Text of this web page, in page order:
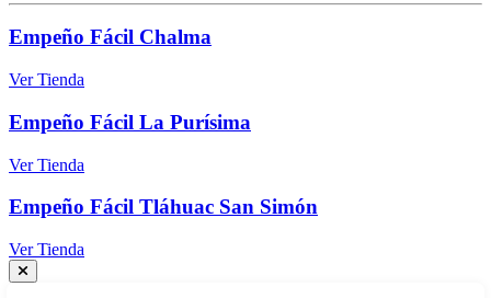
Empeño Fácil Chalma
Ver Tienda
Empeño Fácil La Purísima
Ver Tienda
Empeño Fácil Tláhuac San Simón
Ver Tienda